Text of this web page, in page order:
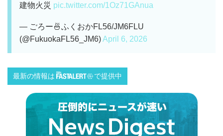
建物火災 pic.twitter.com/1Oz71GAnua
— ごろー🍜ふくおかFL56/JM6FLU
(@FukuokaFL56_JM6)April 6, 2026
最新の情報は で提供中